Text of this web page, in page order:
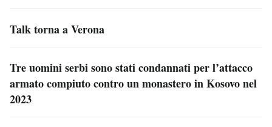
Talk torna a Verona
Tre uomini serbi sono stati condannati per l’attacco
armato compiuto contro un monastero in Kosovo nel
2023